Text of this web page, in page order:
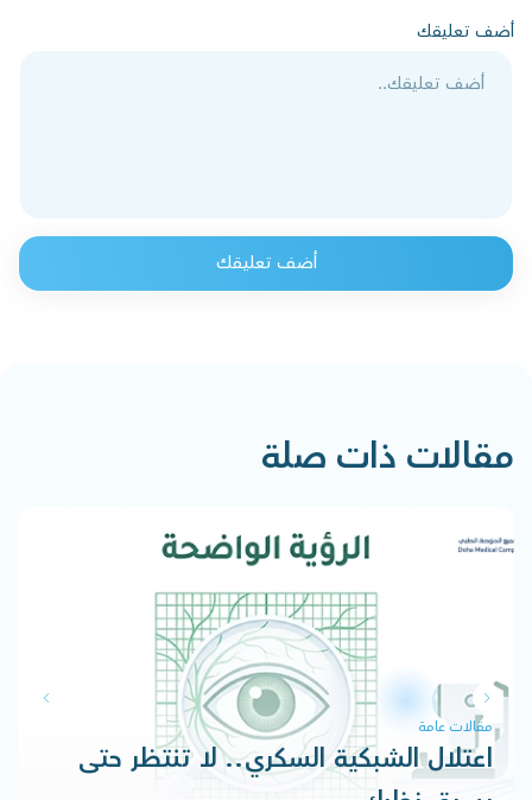
أضف تعليقك
أضف تعليقك
مقالات ذات صلة
مقالات عامة
اعتلال الشبكية السكري.. لا تنتظر حتى